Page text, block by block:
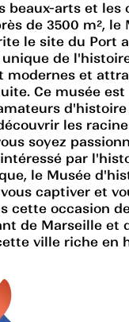
beaux-arts et les
de 3500 m², le
le site du Port
de
modernes et
Ce musée
les
soyez
par
le Musée
captiver et
cette occasion
de Marseille et
ville riche en